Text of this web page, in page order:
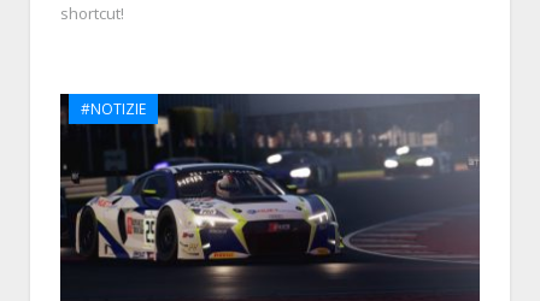
shortcut!
#NOTIZIE